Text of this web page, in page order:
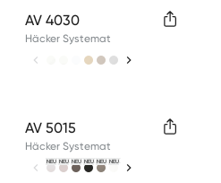
AV 4030
Häcker Systemat
Available colors
AV 5015
Häcker Systemat
Available colors
NEU NEU NEU NEU NEU NEU